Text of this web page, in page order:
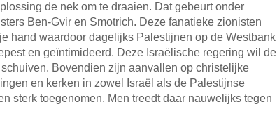
de nek om te draaien. Dat gebeurt onder
Ben-Gvir en Smotrich. Deze fanatieke zionisten
hand waardoor dagelijks Palestijnen op de Westbank
en geïntimideerd. Deze Israëlische regering wil de
Bovendien zijn aanvallen op christelijke
en kerken in zowel Israël als de Palestijnse
sterk toegenomen. Men treedt daar nauwelijks tegen